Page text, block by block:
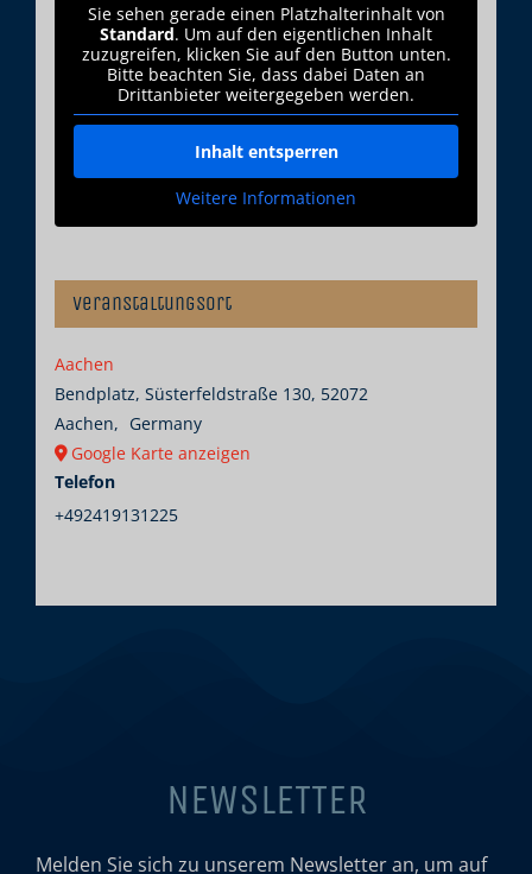
Veranstaltungsort
Aachen
Bendplatz, Süsterfeldstraße 130, 52072
Aachen, Germany
Google Karte anzeigen
Telefon
+492419131225
Sie sehen gerade einen Platzhalterinhalt von
Standard. Um auf den eigentlichen Inhalt
zuzugreifen, klicken Sie auf den Button unten.
Bitte beachten Sie, dass dabei Daten an
Drittanbieter weitergegeben werden.
Inhalt entsperren
Weitere Informationen
NEWSLETTER
Melden Sie sich zu unserem Newsletter an, um auf